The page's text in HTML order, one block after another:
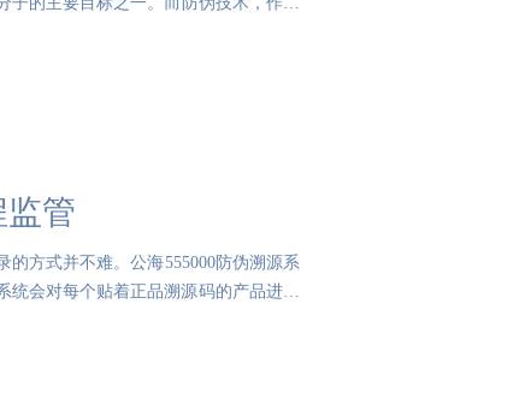
监管
方式并不难。公海555000防伪溯源系
统会对每个贴着正品溯源码的产品进行